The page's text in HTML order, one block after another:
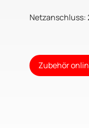
Netzanschluss:
Zubehör